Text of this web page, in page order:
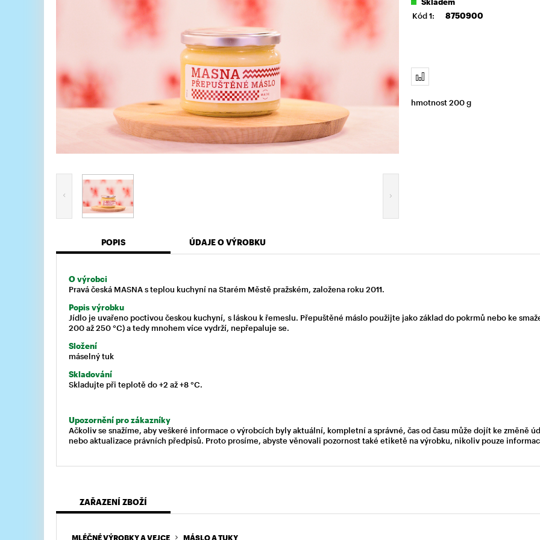
Skladem
Kód 1:
8750900
hmotnost 200 g
POPIS ÚDAJE O VÝROBKU
O výrobci
Pravá česká MASNA s teplou kuchyní na Starém Městě pražském, založena roku 2011.
Popis výrobku
Jídlo je uvařeno poctivou českou kuchyní, s láskou k řemeslu. Přepuštěné máslo použijte jako základ do pokrmů nebo ke
200 až 250 °C) a tedy mnohem více vydrží, nepřepaluje se.
Složení
máselný tuk
Skladování
Skladujte při teplotě do +2 až +8 °C.
Upozornění pro zákazníky
Ačkoliv se snažíme, aby veškeré informace o výrobcích byly aktuální, kompletní a správné, čas od času může dojít ke změně
nebo aktualizace právních předpisů. Proto prosíme, abyste věnovali pozornost také etiketě na výrobku, nikoliv pouze
ZAŘAZENÍ ZBOŽÍ
MLÉČNÉ VÝROBKY A VEJCE MÁSLO A TUKY